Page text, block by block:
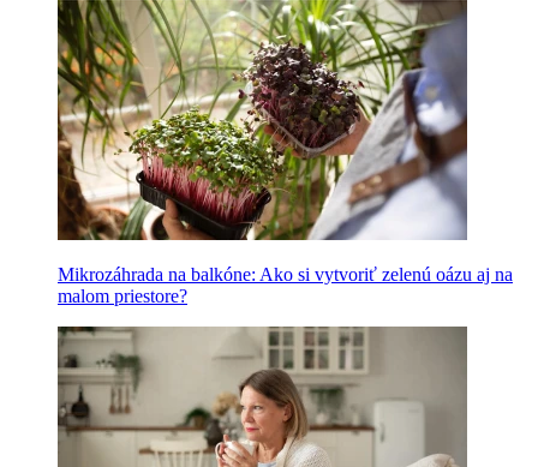
Mikrozáhrada na balkóne: Ako si vytvoriť zelenú oázu aj na
malom priestore?